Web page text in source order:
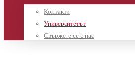
Контакти
Университетът
Свържете се с нас